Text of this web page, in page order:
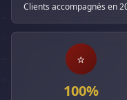
Clients accompagnés en
⭐
100%